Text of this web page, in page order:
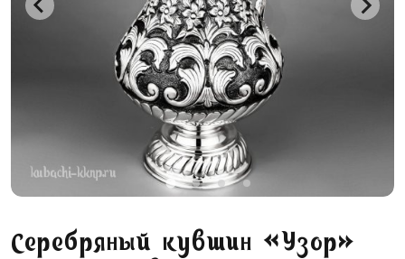
Серебряный кувшин «Узор»